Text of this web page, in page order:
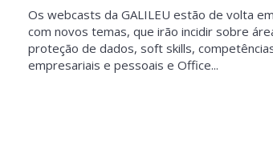
Os webcasts da GALILEU estão de volta
com novos temas, que irão incidir sobre
proteção de dados, soft skills,
empresariais e pessoais e Office...